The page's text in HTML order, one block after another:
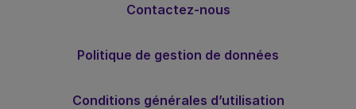
Contactez-nous
Politique de gestion de données
Conditions générales d’utilisation